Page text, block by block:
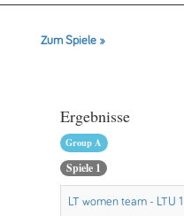
Zum Spiele »
Ergebnisse
Group A
Spiele 1
LT women team - LTU 1